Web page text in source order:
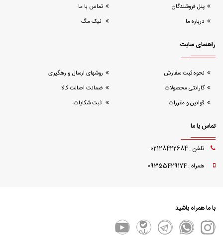
پنل فروشندگان
تماس با ما
درباره ما
نیک مگ
راهنمای سایت
نحوه ثبت سفارش
روشهای ارسال و رهگیری
گارانتی محصولات
ضمانت اصالت کالا
قوانین و مقررات
ثبت شکایات
تماس با ما
تلفن : 02128422684
همراه : 09355429174
با ما همراه باشید